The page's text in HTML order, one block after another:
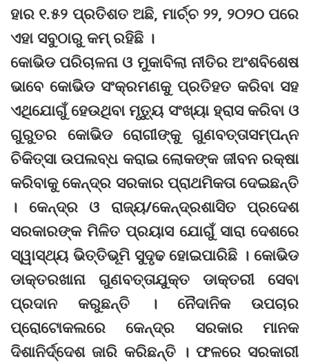
ହାର ୧.୫୨ ପ୍ରତିଶତ ଅଛି, ମାର୍ଚ୍ଚ ୨୨, ୨୦୨୦ ପରେ
ଏହା ସବୁଠାରୁ କମ୍ ରହିଛି ।
କୋଭିଡ ପରିଚାଳନା ଓ ମୁକାବିଲା ନୀତିର ଅଂଶବିଶେଷ
ଭାବେ କୋଭିଡ ସଂକ୍ରମଣକୁ ପ୍ରତିହତ କରିବା ସହ
ଏଥିଯୋଗୁଁ ହେଉଥିବା ମୃତ୍ୟୁ ସଂଖ୍ୟା ହ୍ରାସ କରିବା ଓ
ଗୁରୁତର କୋଭିଡ ରୋଗୀଙ୍କୁ ଗୁଣବତ୍ତାସମ୍ପନ୍ନ
ଚିକିତ୍ସା ଉପଲବ୍ଧ କରାଇ ଲୋକଙ୍କ ଜୀବନ ରକ୍ଷା
କରିବାକୁ କେନ୍ଦ୍ର ସରକାର ପ୍ରାଥମିକତା ଦେଇଛନ୍ତି
। କେନ୍ଦ୍ର ଓ ରାଜ୍ୟ/କେନ୍ଦ୍ରଶାସିତ ପ୍ରଦେଶ
ସରକାରଙ୍କ ମିଳିତ ପ୍ରୟାସ ଯୋଗୁଁ ସାରା ଦେଶରେ
ସ୍ୱାସ୍ଥ୍ୟ ଭିତ୍ତିଭୂମି ସୁଦୃଢ ହୋଇପାରିଛି । କୋଭିଡ
ଡାକ୍ତରଖାନା ଗୁଣବତ୍ତାଯୁକ୍ତ ଡାକ୍ତରୀ ସେବା
ପ୍ରଦାନ କରୁଛନ୍ତି । ନୈଦାନିକ ଉପଚାର
ପ୍ରୋଟୋକଲରେ କେନ୍ଦ୍ର ସରକାର ମାନକ
ଦିଶାନିର୍ଦ୍ଦେଶ ଜାରି କରିଛନ୍ତି । ଫଳରେ ସରକାରୀ